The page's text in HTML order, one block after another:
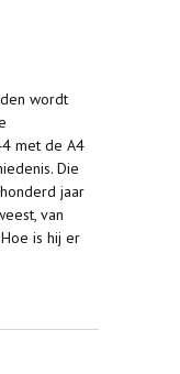
wordt
met de A4
Die
jaar
van
is hij er